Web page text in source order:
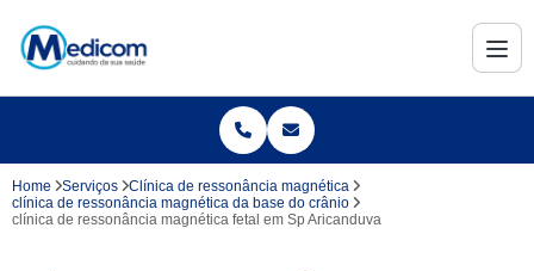
Home Serviços
Clínica de ressonância magnética
clínica de ressonância magnética da base do crânio
clínica de ressonância magnética fetal em Sp Aricanduva